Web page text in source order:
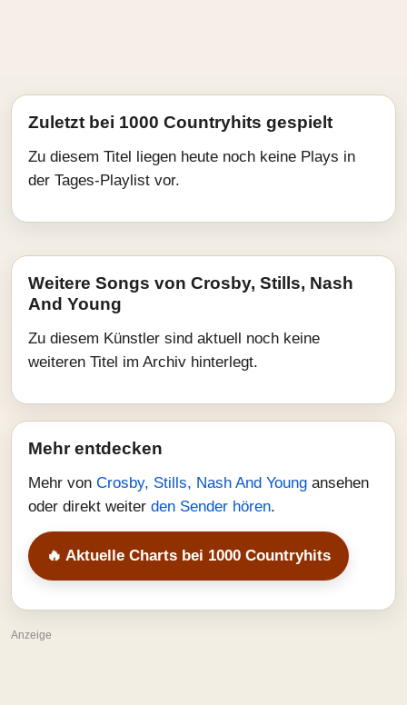
Zuletzt bei 1000 Countryhits gespielt
Zu diesem Titel liegen heute noch keine Plays in
der Tages-Playlist vor.
Weitere Songs von Crosby, Stills, Nash
And Young
Zu diesem Künstler sind aktuell noch keine
weiteren Titel im Archiv hinterlegt.
Mehr entdecken
Mehr von Crosby, Stills, Nash And Young ansehen
oder direkt weiter den Sender hören.
🔥 Aktuelle Charts bei 1000 Countryhits
Anzeige